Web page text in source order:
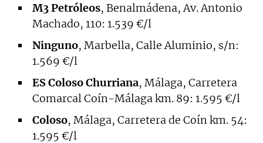
M3 Petróleos, Benalmádena, Av. Antonio
Machado, 110: 1.539 €/l
Ninguno, Marbella, Calle Aluminio, s/n:
1.569 €/l
ES Coloso Churriana, Málaga, Carretera
Comarcal Coín-Málaga km. 89: 1.595 €/l
Coloso, Málaga, Carretera de Coín km. 54:
1.595 €/l